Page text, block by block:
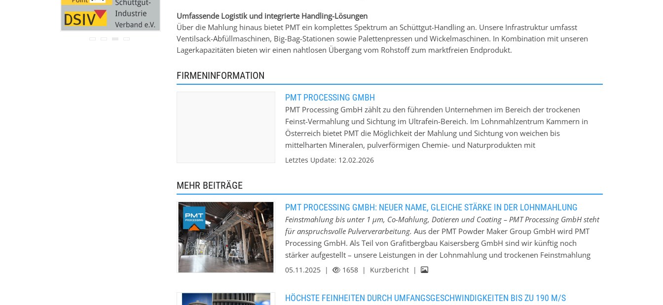
Umfassende Logistik und integrierte Handling-Lösungen
Über die Mahlung hinaus bietet PMT ein komplettes Spektrum an Schüttgut-Handling an. Unsere Infrastruktur umfasst
Ventilsack-Abfüllmaschinen, Big-Bag-Stationen sowie Palettenpressen und Wickelmaschinen. In Kombination mit unseren
Lagerkapazitäten bieten wir einen nahtlosen Übergang vom Rohstoff zum marktfreien Endprodukt.
FIRMENINFORMATION
PMT PROCESSING GMBH
PMT Processing GmbH zählt zu den führenden Unternehmen im Bereich der trockenen
Feinst-Vermahlung und Sichtung im Ultrafein-Bereich. Im Lohnmahlzentrum Kammern in
Österreich bietet PMT die Möglichkeit der Mahlung und Sichtung von weichen bis
mittelharten Mineralen, pulverförmigen Chemie- und Naturprodukten mit
Spiralstrahlmühlen. Diese Mühlen sind dafür ausgelegt, hohe Aspektverhältnisse auch bei
Verpackung und Lagerung von Schüttgütern steht flexibles Equipment zur Verfügung, ergänzt
durch passende Lagermöglichkeiten.
Letztes Update: 12.02.2026
MEHR BEITRÄGE
PMT PROCESSING GMBH: NEUER NAME, GLEICHE STÄRKE IN DER LOHNMAHLUNG
Feinstmahlung bis unter 1 µm, Co-Mahlung, Dotieren und Coating – PMT Processing GmbH steht
für anspruchsvolle Pulververarbeitung. Aus der PMT Powder Maker Group GmbH wird PMT
Processing GmbH. Als Teil von Grafitbergbau Kaisersberg GmbH sind wir künftig noch
stärker aufgestellt – unsere Leistungen in der Lohnmahlung und trockenen Feinstmahlung
bleiben unverändert in bewährter Qualität. Im Lohnmahlzentrum Kammern (Österreich)
Korngrößen bis unter 1 µm, enge Korngrößenverteilungen und exakte
05.11.2025 | 1658 | Kurzbericht |
HÖCHSTE FEINHEITEN DURCH UMFANGSGESCHWINDIGKEITEN BIS ZU 190 M/S